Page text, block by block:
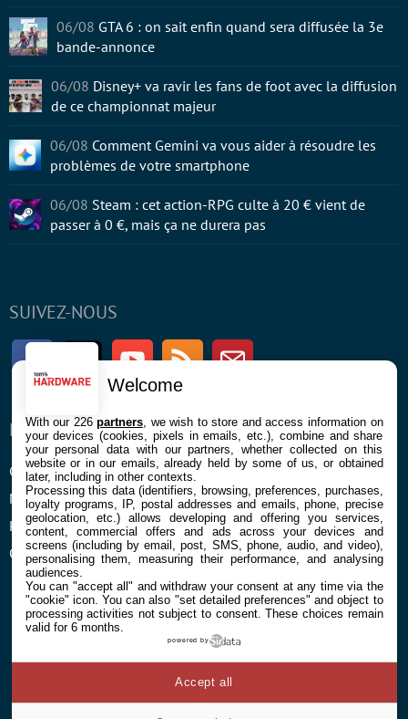
SUIVEZ-NOUS
FacebookTwitter Youtube RSS Newsletter
ENTREPRISE
Confidentialité et Cookies
Mentions légales et CGU
Préférences Cookies
Qui sommes nous
À PROPOS
Contact
© 2026 Galaxie Media Tous droits réservés
06/08 GTA 6 : on sait enfin quand sera diffusée la 3e
bande-annonce
06/08 Disney+ va ravir les fans de foot avec la diffusion
de ce championnat majeur
06/08 Comment Gemini va vous aider à résoudre les
problèmes de votre smartphone
06/08 Steam : cet action-RPG culte à 20 € vient de
passer à 0 €, mais ça ne durera pas
Welcome
With our 226partners , we wish to store and access information on
your devices (cookies, pixels in emails, etc.), combine and share
your personal data with our partners, whether collected on this
website or in our emails, already held by some of us, or obtained
later, including in other contexts.
Processing this data (identifiers, browsing, preferences, purchases,
loyalty programs, IP, postal addresses and emails, phone, precise
geolocation, etc.) allows developing and offering you services,
content, commercial offers and ads across your devices and
screens (including by email, post, SMS, phone, audio, and video),
personalising them, measuring their performance, and analysing
audiences.
You can "accept all" and withdraw your consent at any time via the
"cookie" icon. You can also "set detailed preferences" and object to
processing activities not subject to consent. These choices remain
valid for 6 months.
powered by
Accept all